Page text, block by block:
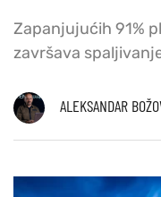
Zapanjujućih 91%
završava
ALEKSANDAR